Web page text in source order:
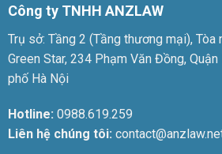
Công ty TNHH ANZLAW
Trụ sở: Tầng 2 (Tầng thương mại), Tòa
Green Star, 234 Phạm Văn Đồng,
phố Hà Nội
Hotline: 0988.619.259
Liên hệ chúng tôi: